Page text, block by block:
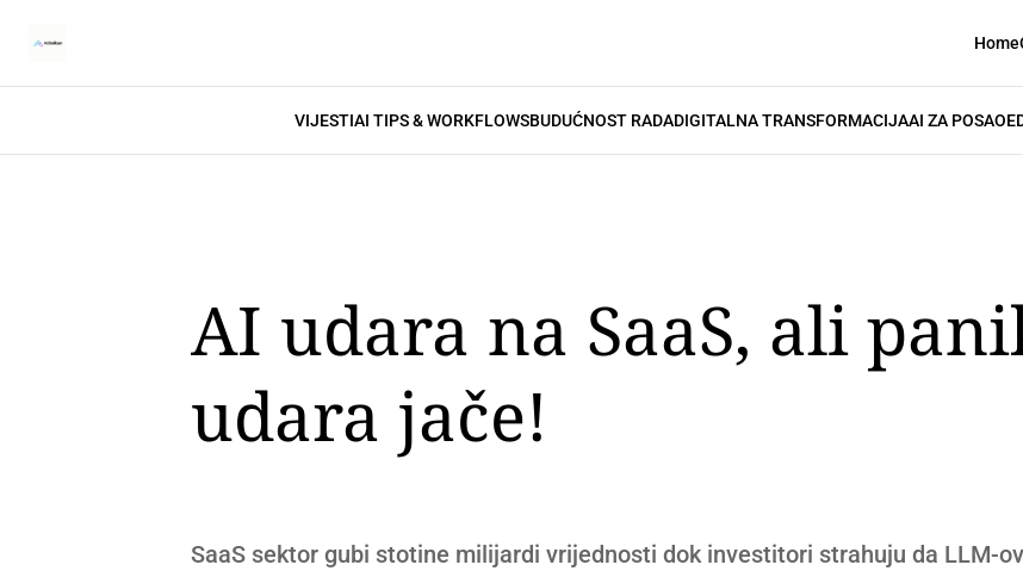
Home
VIJESTIAI TIPS & WORKFLOWSBUDUĆNOST RADADIGITALNA TRANSFORMACIJAAI ZA POSAO
AI udara na SaaS, ali
udara jače!
SaaS sektor gubi stotine milijardi vrijednosti dok investitori strahuju da LLM-